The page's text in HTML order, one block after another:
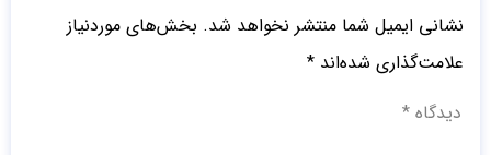
نشانی ایمیل شما منتشر نخواهد شد. بخش‌های موردنیاز
علامت‌گذاری شده‌اند *